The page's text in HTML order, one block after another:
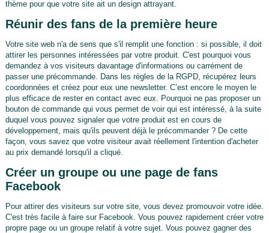
thème pour que votre site ait un design attrayant.
Réunir des fans de la première heure
Votre site web n'a de sens que s'il remplit une fonction : si possible, il doit
attirer les personnes intéressées par votre produit. C'est pourquoi vous
demandez à vos visiteurs davantage d'informations ou carrément de
passer une précommande. Dans les règles de la RGPD, récupérez leurs
coordonnées et créez pour eux une newsletter. C’est encore le moyen le
plus efficace de rester en contact avec eux. Pourquoi ne pas proposer un
bouton de commande qui vous permet de voir qui est intéressé, à la suite
duquel vous pouvez signaler que votre produit est en cours de
développement, mais qu'ils peuvent déjà le précommander ? De cette
façon, vous savez que votre visiteur avait réellement l'intention d'acheter
au prix demandé lorsqu'il a cliqué.
Créer un groupe ou une page de fans
Facebook
Pour attirer des visiteurs sur votre site, vous devez promouvoir votre idée.
C'est très facile à faire sur Facebook. Vous pouvez rapidement créer votre
propre page ou un groupe relatif à votre sujet. Vous pouvez gagner des